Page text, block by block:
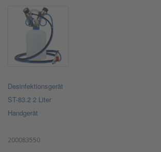
Desinfektionsgerät
ST-83.2 2 Liter
Handgerät
200083550